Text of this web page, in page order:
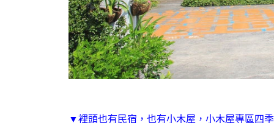
▼裡頭也有民宿，也有小木屋，小木屋專區四